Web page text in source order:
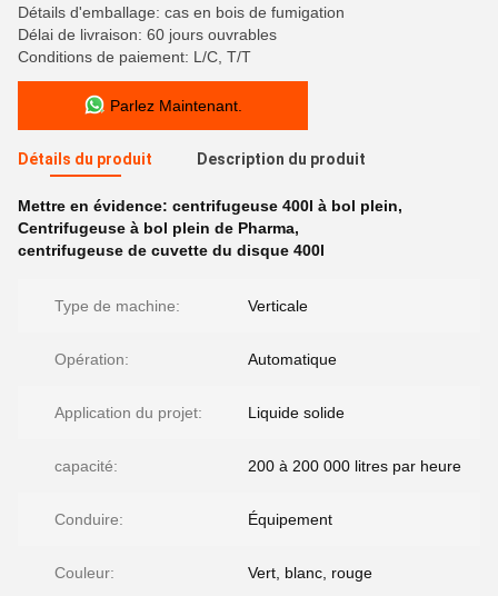
Détails d'emballage: cas en bois de fumigation
Délai de livraison: 60 jours ouvrables
Conditions de paiement: L/C, T/T
Parlez Maintenant.
Détails du produit Description du produit
Mettre en évidence: centrifugeuse 400l à bol plein,
Centrifugeuse à bol plein de Pharma,
centrifugeuse de cuvette du disque 400l
Type de machine: Verticale
Opération: Automatique
Application du projet: Liquide solide
capacité: 200 à 200 000 litres par heure
Conduire: Équipement
Couleur: Vert, blanc, rouge